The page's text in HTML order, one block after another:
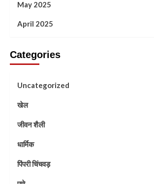
May 2025
April 2025
Categories
Uncategorized
खेल
जीवन शैली
धार्मिक
पिंपरी चिंचवड़